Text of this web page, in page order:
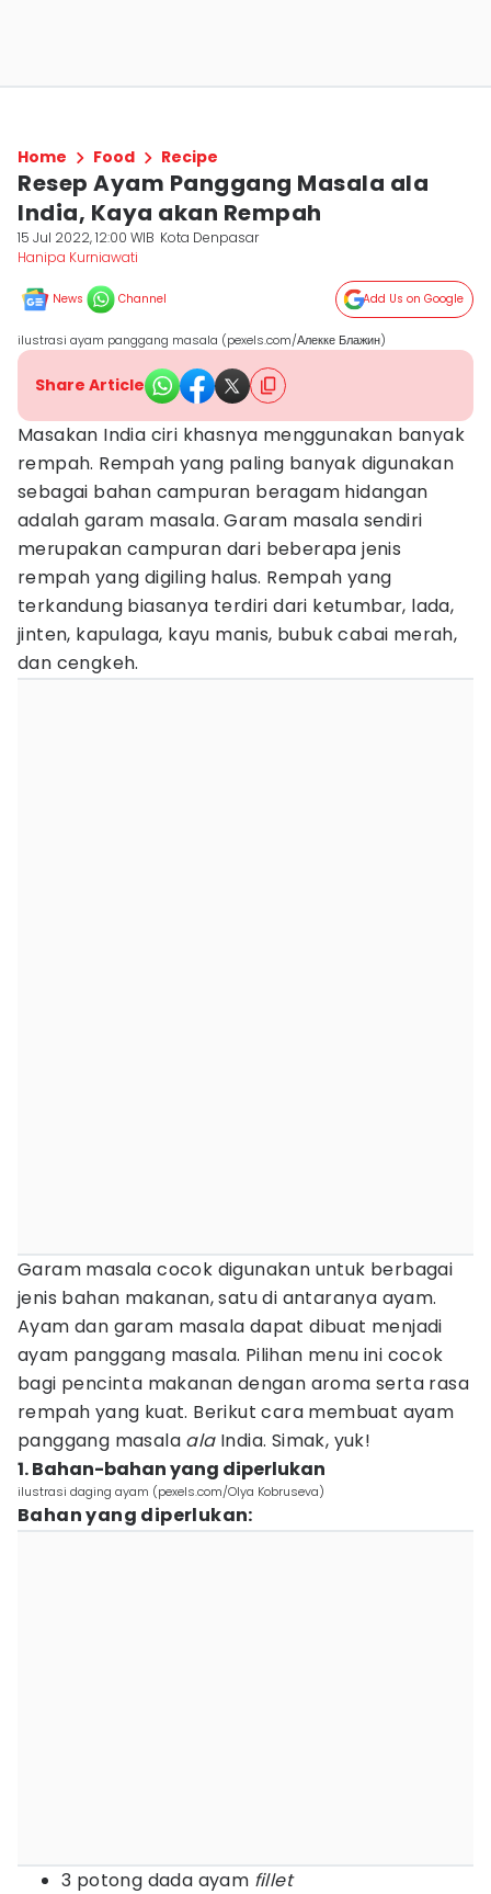
Home Food Recipe
Resep Ayam Panggang Masala ala
India, Kaya akan Rempah
15 Jul 2022, 12:00 WIB Kota Denpasar
Hanipa Kurniawati
News Channel Add Us on Google
ilustrasi ayam panggang masala (pexels.com/Алекке Блажин)
Share Article
Masakan India ciri khasnya menggunakan banyak
rempah. Rempah yang paling banyak digunakan
sebagai bahan campuran beragam hidangan
adalah garam masala. Garam masala sendiri
merupakan campuran dari beberapa jenis
rempah yang digiling halus. Rempah yang
terkandung biasanya terdiri dari ketumbar, lada,
jinten, kapulaga, kayu manis, bubuk cabai merah,
dan cengkeh.
Garam masala cocok digunakan untuk berbagai
jenis bahan makanan, satu di antaranya ayam.
Ayam dan garam masala dapat dibuat menjadi
ayam panggang masala. Pilihan menu ini cocok
bagi pencinta makanan dengan aroma serta rasa
rempah yang kuat. Berikut cara membuat ayam
panggang masala alaIndia. Simak, yuk!
1. Bahan-bahan yang diperlukan
ilustrasi daging ayam (pexels.com/Olya Kobruseva)
Bahan yang diperlukan:
3 potong dada ayam fillet